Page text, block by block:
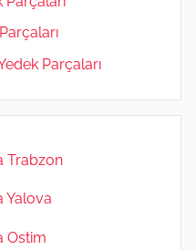
Parçaları
Trabzon
Yalova
Ostim